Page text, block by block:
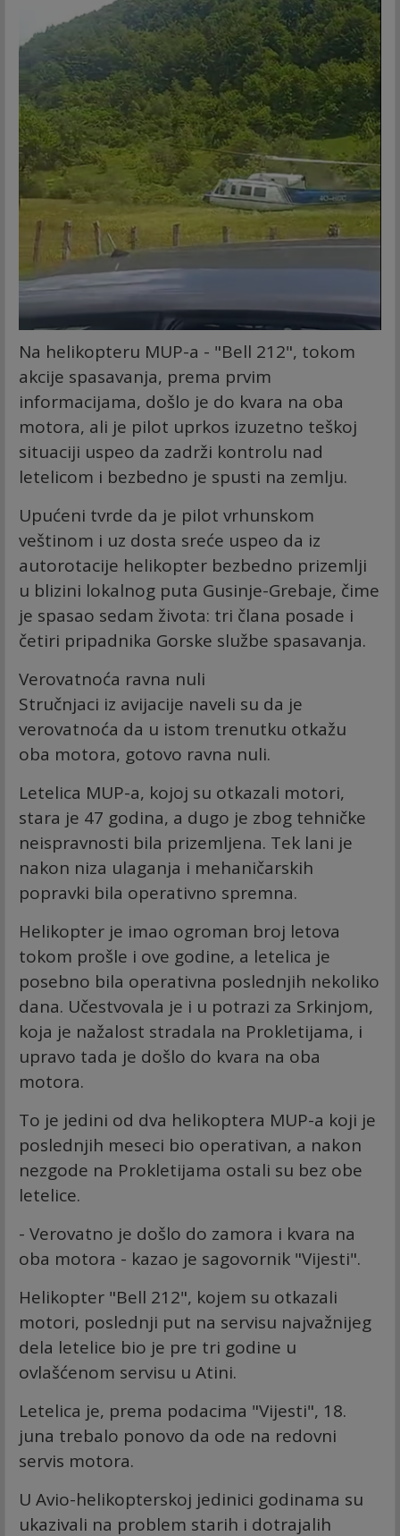
Na helikopteru MUP-a - "Bell 212", tokom
akcije spasavanja, prema prvim
informacijama, došlo je do kvara na oba
motora, ali je pilot uprkos izuzetno teškoj
situaciji uspeo da zadrži kontrolu nad
letelicom i bezbedno je spusti na zemlju.
Upućeni tvrde da je pilot vrhunskom
veštinom i uz dosta sreće uspeo da iz
autorotacije helikopter bezbedno prizemlji
u blizini lokalnog puta Gusinje-Grebaje, čime
je spasao sedam života: tri člana posade i
četiri pripadnika Gorske službe spasavanja.
Verovatnoća ravna nuli
Stručnjaci iz avijacije naveli su da je
verovatnoća da u istom trenutku otkažu
oba motora, gotovo ravna nuli.
Letelica MUP-a, kojoj su otkazali motori,
stara je 47 godina, a dugo je zbog tehničke
neispravnosti bila prizemljena. Tek lani je
nakon niza ulaganja i mehaničarskih
popravki bila operativno spremna.
Helikopter je imao ogroman broj letova
tokom prošle i ove godine, a letelica je
posebno bila operativna poslednjih nekoliko
dana. Učestvovala je i u potrazi za Srkinjom,
koja je nažalost stradala na Prokletijama, i
upravo tada je došlo do kvara na oba
motora.
To je jedini od dva helikoptera MUP-a koji je
poslednjih meseci bio operativan, a nakon
nezgode na Prokletijama ostali su bez obe
letelice.
- Verovatno je došlo do zamora i kvara na
oba motora - kazao je sagovornik "Vijesti".
Helikopter "Bell 212", kojem su otkazali
motori, poslednji put na servisu najvažnijeg
dela letelice bio je pre tri godine u
ovlašćenom servisu u Atini.
Letelica je, prema podacima "Vijesti", 18.
juna trebalo ponovo da ode na redovni
servis motora.
U Avio-helikopterskoj jedinici godinama su
ukazivali na problem starih i dotrajalih